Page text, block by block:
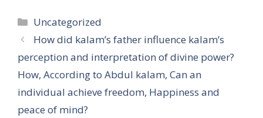
Categories
Uncategorized
How did kalam’s father influence kalam’s
perception and interpretation of divine power?
How, According to Abdul kalam, Can an
individual achieve freedom, Happiness and
peace of mind?